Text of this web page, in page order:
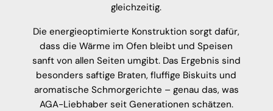
gleichzeitig.
Die energieoptimierte Konstruktion sorgt dafür,
dass die Wärme im Ofen bleibt und Speisen
sanft von allen Seiten umgibt. Das Ergebnis sind
besonders saftige Braten, fluffige Biskuits und
aromatische Schmorgerichte – genau das, was
AGA-Liebhaber seit Generationen schätzen.